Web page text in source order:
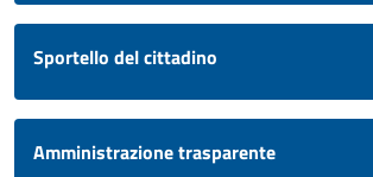
Sportello del cittadino
Amministrazione trasparente